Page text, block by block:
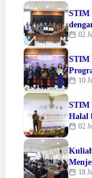
STIM
dan02
STIM
10
STIM
Halal
02
18